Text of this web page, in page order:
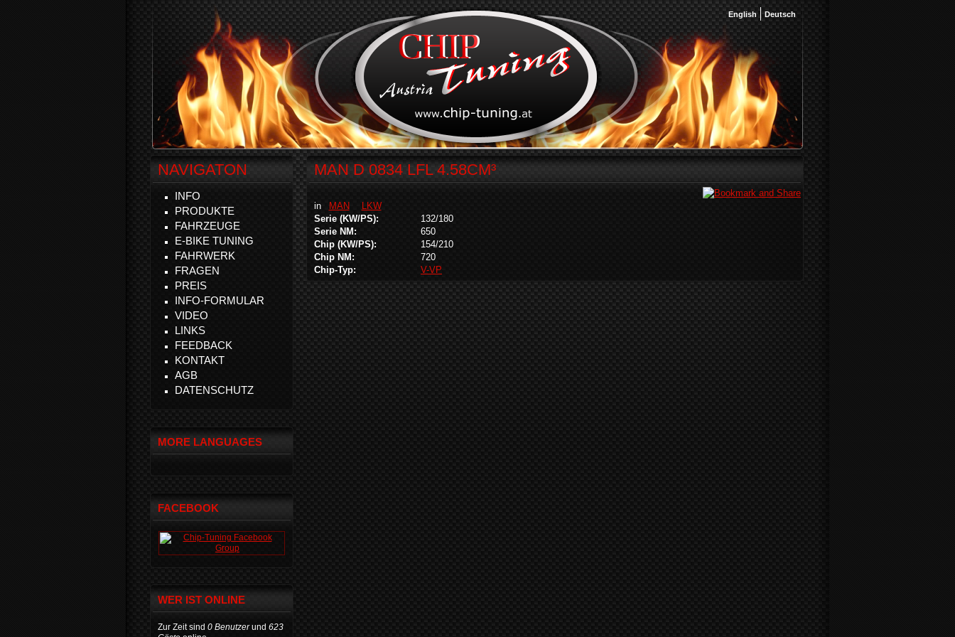
English Deutsch
MAN D 0834 LFL 4.58CM³
in MAN
LKW
Serie (KW/PS):
132/180
Serie NM:
650
Chip (KW/PS):
154/210
Chip NM:
720
Chip-Typ:
V-VP
NAVIGATON
INFO
PRODUKTE
FAHRZEUGE
E-BIKE TUNING
FAHRWERK
FRAGEN
PREIS
INFO-FORMULAR
VIDEO
LINKS
FEEDBACK
KONTAKT
AGB
DATENSCHUTZ
MORE LANGUAGES
FACEBOOK
WER IST ONLINE
Zur Zeit sind 0 Benutzerund 623